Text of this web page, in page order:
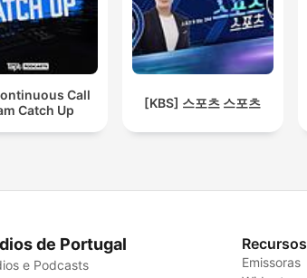
Call
Catch Up
[KBS] 스포츠 스포츠
de Portugal
e Podcasts
Recursos
Emissoras